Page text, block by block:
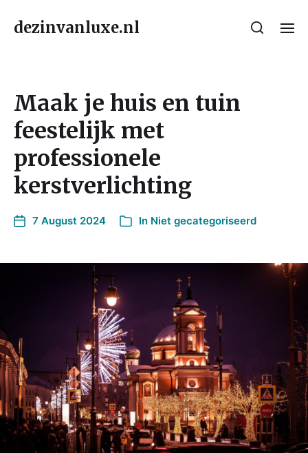
dezinvanluxe.nl
Maak je huis en tuin
feestelijk met
professionele
kerstverlichting
7 August 2024 In Niet gecategoriseerd